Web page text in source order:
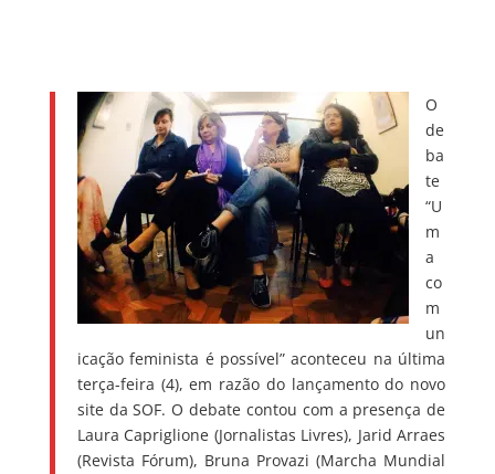
O
de
ba
te
“U
m
a
co
m
un
icação feminista é possível” aconteceu na última
terça-feira (4), em razão do lançamento do novo
site da SOF. O debate contou com a presença de
Laura Capriglione (Jornalistas Livres), Jarid Arraes
(Revista Fórum), Bruna Provazi (Marcha Mundial